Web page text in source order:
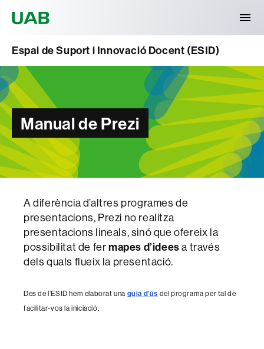
Espai de Suport i Innovació Docent (ESID)
Manual de Prezi
A diferència d’altres programes de
presentacions, Prezi no realitza
presentacions lineals, sinó que ofereix la
possibilitat de fermapes d’ideesa través
dels quals flueix la presentació.
Des de l’ESID hem elaborat una guia d’ús del programa per tal de
facilitar-vos la iniciació.